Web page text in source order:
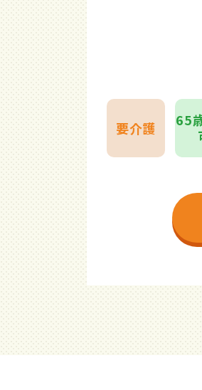
要介護
65